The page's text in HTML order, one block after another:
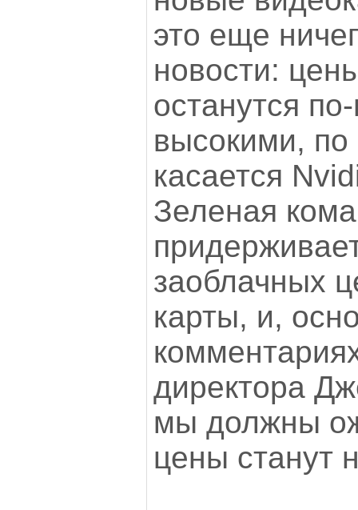
это еще
новости:
останутся
высокими, по
касается
Зеленая
заоблачных
карты, и,
директора
мы должны
цены станут